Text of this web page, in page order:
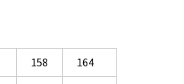
158
164